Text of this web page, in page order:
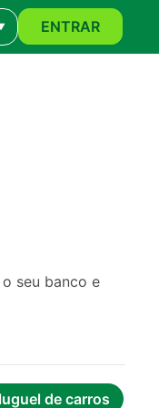
ENTRAR
seu banco e
de carros